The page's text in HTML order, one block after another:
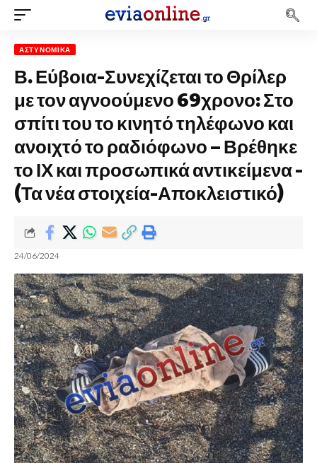
ΑΣΤΥΝΟΜΙΚΆ
Β. Εύβοια-Συνεχίζεται το Θρίλερ
με τον αγνοούμενο 69χρονο: Στο
σπίτι του το κινητό τηλέφωνο και
ανοιχτό το ραδιόφωνο – Βρέθηκε
το ΙΧ και προσωπικά αντικείμενα -
(Τα νέα στοιχεία-Αποκλειστικό)
24/06/2024